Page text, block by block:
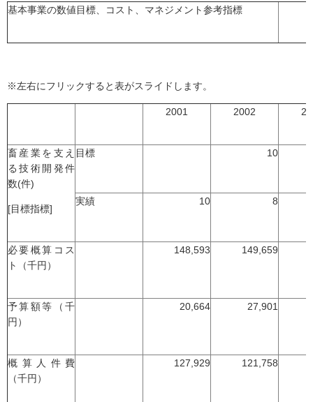
基本事業の数値目標、コスト、マネジメント参考指標
※左右にフリックすると表がスライドします。
2001 2002
畜産業を支え
る技術開発件
数(件)
[目標指標]
目標 10
実績 10 8
必要概算コス
ト（千円）
148,593 149,659
予算額等（千
円）
20,664 27,901
概算人件費
（千円）
127,929 121,758